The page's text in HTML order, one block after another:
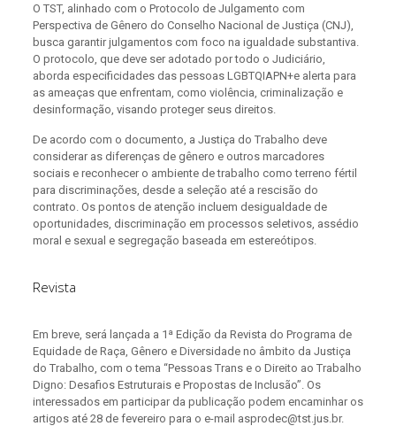
O TST, alinhado com o Protocolo de Julgamento com
Perspectiva de Gênero do Conselho Nacional de Justiça (CNJ),
busca garantir julgamentos com foco na igualdade substantiva.
O protocolo, que deve ser adotado por todo o Judiciário,
aborda especificidades das pessoas LGBTQIAPN+e alerta para
as ameaças que enfrentam, como violência, criminalização e
desinformação, visando proteger seus direitos.
De acordo com o documento, a Justiça do Trabalho deve
considerar as diferenças de gênero e outros marcadores
sociais e reconhecer o ambiente de trabalho como terreno fértil
para discriminações, desde a seleção até a rescisão do
contrato. Os pontos de atenção incluem desigualdade de
oportunidades, discriminação em processos seletivos, assédio
moral e sexual e segregação baseada em estereótipos.
Revista
Em breve, será lançada a 1ª Edição da Revista do Programa de
Equidade de Raça, Gênero e Diversidade no âmbito da Justiça
do Trabalho, com o tema “Pessoas Trans e o Direito ao Trabalho
Digno: Desafios Estruturais e Propostas de Inclusão”. Os
interessados em participar da publicação podem encaminhar os
artigos até 28 de fevereiro para o e-mail asprodec@tst.jus.br.